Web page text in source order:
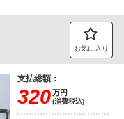
お気に入り
支払総額：
320万円
(消費税込)